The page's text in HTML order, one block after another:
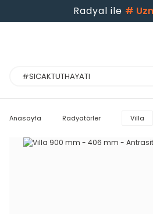
Radyal ile#
Anasayfa Radyatörler Villa